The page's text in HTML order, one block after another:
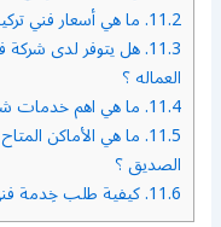
11.2. ما هي أسعار فني
11.3. هل يتوفر لدى
العماله ؟
11.4. ما هي اهم خدمات
11.5. ما هي الأماكن
الصديق ؟
11.6. كيفية طلب خِدمة